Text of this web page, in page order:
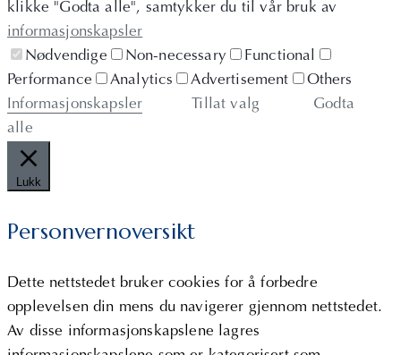
klikke "Godta alle", samtykker du til vår bruk av
informasjonskapsler
Nødvendige
Non-necessary
Functional
Performance
Analytics Advertisement
Others
Informasjonskapsler
Tillat valg
Godta
alle
Lukk
Personvernoversikt
Dette nettstedet bruker cookies for å forbedre
opplevelsen din mens du navigerer gjennom nettstedet.
Av disse informasjonskapslene lagres